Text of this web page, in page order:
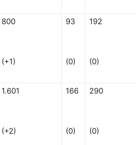
800
(+1)
93
(0)
192
(0)
1.601
(+2)
166
(0)
290
(0)